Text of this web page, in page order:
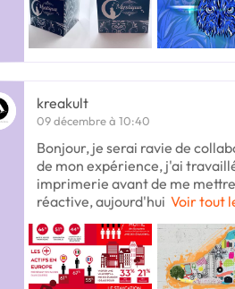
kreakult
09 décembre à 10:40
Bonjour, je serai ravie de
de mon expérience, j'ai
imprimerie avant de me
réactive, aujourd'hui Voir tout